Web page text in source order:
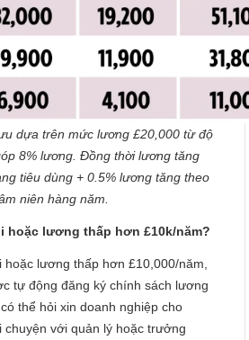
dựa trên mức lương £20,000 từ độ
8% lương. Đồng thời lương tăng
tiêu dùng + 0.5% lương tăng theo
niên hàng năm.
hoặc lương thấp hơn £10k/năm?
lương thấp hơn £10,000/năm,
tự động đăng ký chính sách lương
thể hỏi xin doanh nghiệp cho
chuyện với quản lý hoặc trưởng